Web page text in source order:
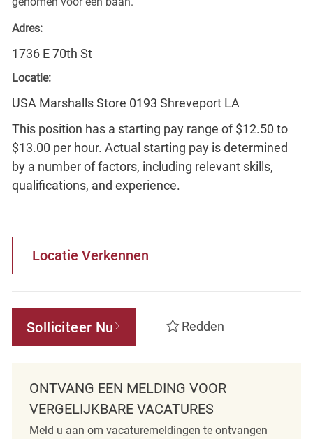
Adres:
1736 E 70th St
Locatie:
USA Marshalls Store 0193 Shreveport LA
This position has a starting pay range of $12.50 to
$13.00 per hour. Actual starting pay is determined
by a number of factors, including relevant skills,
qualifications, and experience.
Locatie Verkennen
Solliciteer Nu Redden
ONTVANG EEN MELDING VOOR
VERGELIJKBARE VACATURES
Meld u aan om vacaturemeldingen te ontvangen